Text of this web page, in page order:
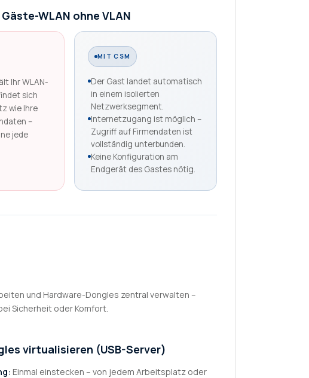
WLAN ohne VLAN
Ihr WLAN-
sich
wie Ihre
–
jede
MIT CSM
Der Gast landet automatisch
in einem isolierten
Netzwerksegment.
Internetzugang ist möglich –
Zugriff auf Firmendaten ist
vollständig unterbunden.
Keine Konfiguration am
Endgerät des Gastes nötig.
und Hardware-Dongles zentral verwalten –
Sicherheit oder Komfort.
virtualisieren (USB-Server)
Einmal einstecken – von jedem Arbeitsplatz oder